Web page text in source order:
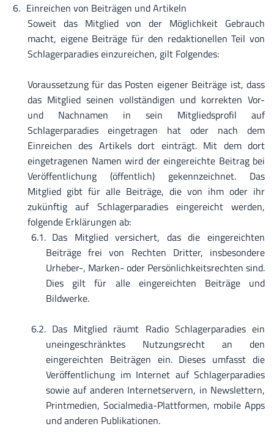
Einreichen von Beiträgen und Artikeln
Soweit das Mitglied von der Möglichkeit Gebrauch
macht, eigene Beiträge für den redaktionellen Teil von
Schlagerparadies einzureichen, gilt Folgendes:
Voraussetzung für das Posten eigener Beiträge ist, dass
das Mitglied seinen vollständigen und korrekten Vor-
und Nachnamen in sein Mitgliedsprofil auf
Schlagerparadies eingetragen hat oder nach dem
Einreichen des Artikels dort einträgt. Mit dem dort
eingetragenen Namen wird der eingereichte Beitrag bei
Veröffentlichung (öffentlich) gekennzeichnet. Das
Mitglied gibt für alle Beiträge, die von ihm oder ihr
zukünftig auf Schlagerparadies eingereicht werden,
folgende Erklärungen ab:
Das Mitglied versichert, das die eingereichten
Beiträge frei von Rechten Dritter, insbesondere
Urheber-, Marken- oder Persönlichkeitsrechten sind.
Dies gilt für alle eingereichten Beiträge und
Bildwerke.
Das Mitglied räumt Radio Schlagerparadies ein
uneingeschränktes Nutzungsrecht an den
eingereichten Beiträgen ein. Dieses umfasst die
Veröffentlichung im Internet auf Schlagerparadies
sowie auf anderen Internetservern, in Newslettern,
Printmedien, Socialmedia-Plattformen, mobile Apps
und anderen Publikationen.